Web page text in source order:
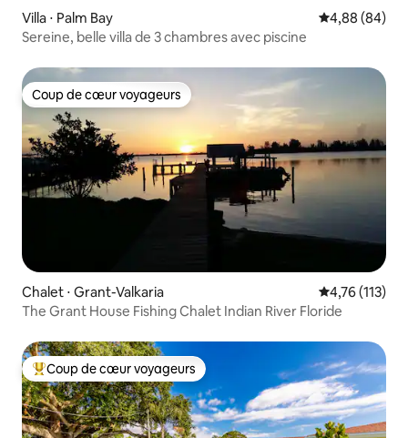
Villa ⋅ Palm Bay Évaluation
4,88 (84)
Sereine, belle villa de 3 chambres avec piscine
Coup de cœur voyageurs
Coup de cœur voyageurs
Chalet ⋅ Grant-Valkaria Évaluation
4,76 (113)
The Grant House Fishing Chalet Indian River Floride
Coups de cœur voyageurs les plus appréciés
Coup de cœur voyageurs